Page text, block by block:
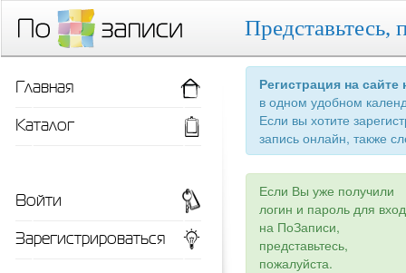
Представьтесь,
Регистрация на
в одном удобном
Если вы хотите
запись онлайн, также
Если Вы уже получили
логин и пароль для
на ПоЗаписи,
представьтесь,
пожалуйста.
Главная
Каталог
Войти
Зарегистрироваться